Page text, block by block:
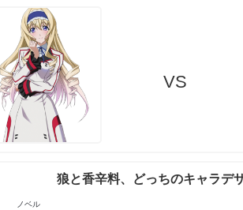
VS
狼と香辛料、どっちのキャラデ
ノベル